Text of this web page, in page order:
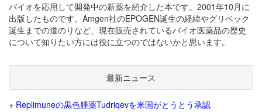
バイオを応用して開発中の新薬を紹介した本です。2001年10月に
出版したものです。Amgen社のEPOGEN誕生の経緯やグリベック
誕生までの道のりなど、現在販売されているバイオ医薬品の歴史
について知りたい方には役に立つのではないかと思います。
最新ニュース
+ Replimuneの黒色腫薬Tudriqevを米国がとうとう承認